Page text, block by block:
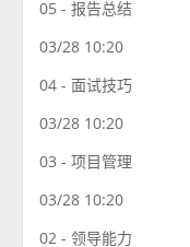
05 - 报告总结
03/28 10:20
04 - 面试技巧
03/28 10:20
03 - 项目管理
03/28 10:20
02 - 领导能力